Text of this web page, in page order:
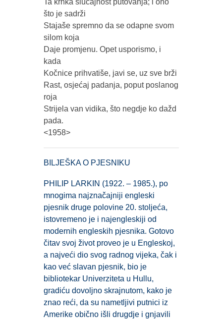
što je sadrži
Stajaše spremno da se odapne svom
silom koja
Daje promjenu. Opet usporismo, i
kada
Kočnice prihvatiše, javi se, uz sve brži
Rast, osjećaj padanja, poput poslanog
roja
Strijela van vidika, što negdje ko dažd
pada.
<1958>
BILJEŠKA O PJESNIKU
PHILIP LARKIN (1922. – 1985.), po
mnogima najznačajniji engleski
pjesnik druge polovine 20. stoljeća,
istovremeno je i najengleskiji od
modernih engleskih pjesnika. Gotovo
čitav svoj život proveo je u Engleskoj,
a najveći dio svog radnog vijeka, čak i
kao već slavan pjesnik, bio je
bibliotekar Univerziteta u Hullu,
gradiću dovoljno skrajnutom, kako je
znao reći, da su nametljivi putnici iz
Amerike obično išli drugdje i gnjavili